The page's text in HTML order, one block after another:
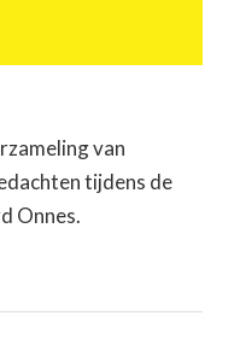
van
tijdens de
Onnes.